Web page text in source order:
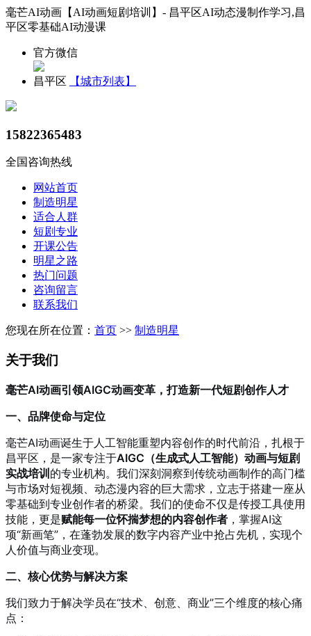
毫芒AI动画【AI动画短剧培训】- 昌平区AI动态漫制作学习,昌
平区零基础AI动漫课
官方微信
昌平区 【城市列表】
15822365483
全国咨询热线
网站首页
制造明星
适合人群
短剧专业
开课公告
明星之路
热门问题
咨询留言
联系我们
您现在所在位置： 首页 >> 制造明星
关于我们
毫芒AI动画引领AIGC动画变革，打造新一代短剧创作人才
一、品牌使命与定位
毫芒AI动画诞生于人工智能重塑内容创作的时代前沿，扎根于
昌平区，是一家专注于AIGC（生成式人工智能）动画与短剧
实战培训的专业机构。我们深刻洞察到传统动画制作的高门槛
与市场对短视频、动态漫内容的巨大需求，立志于搭建一座从
零基础到专业创作者的桥梁。我们的使命不仅是传授工具使用
技能，更是赋能每一位怀揣梦想的内容创作者 ，掌握AI这
项“新画笔”，在蓬勃发展的数字内容产业中抢占先机，实现个
人价值与商业变现。
二、核心优势与解决方案
我们致力于解决学员在“技术、创意、商业”三个维度的核心痛
点：